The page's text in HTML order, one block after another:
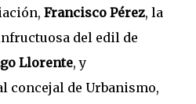
Francisco Pérez, la
del edil de
Llorente, y
concejal de Urbanismo,